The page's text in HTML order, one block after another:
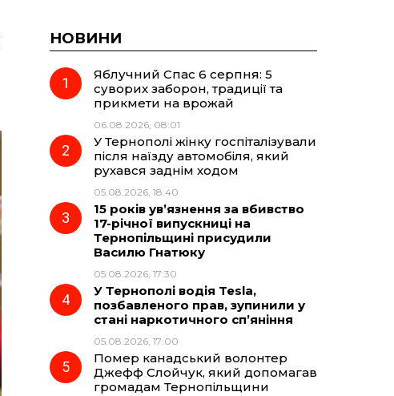
НОВИНИ
Яблучний Спас 6 серпня: 5
суворих заборон, традиції та
прикмети на врожай
06.08.2026, 08:01
У Тернополі жінку госпіталізували
після наїзду автомобіля, який
рухався заднім ходом
05.08.2026, 18:40
15 років ув’язнення за вбивство
17-річної випускниці на
Тернопільщині присудили
Василю Гнатюку
05.08.2026, 17:30
У Тернополі водія Tesla,
позбавленого прав, зупинили у
стані наркотичного сп’яніння
05.08.2026, 17:00
Помер канадський волонтер
Джефф Слойчук, який допомагав
громадам Тернопільщини